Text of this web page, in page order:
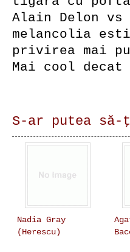
Alain Delon vs
melancolia
privirea mai
Mai cool
S-ar putea
Nadia Gray
(Herescu)